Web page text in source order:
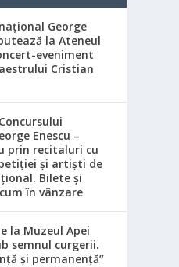
George
la Ateneul
eveniment
Cristian
Enescu –
prin recitaluri cu
și artiști de
Bilete și
în vânzare
la Muzeul Apei
semnul curgerii.
și permanență”